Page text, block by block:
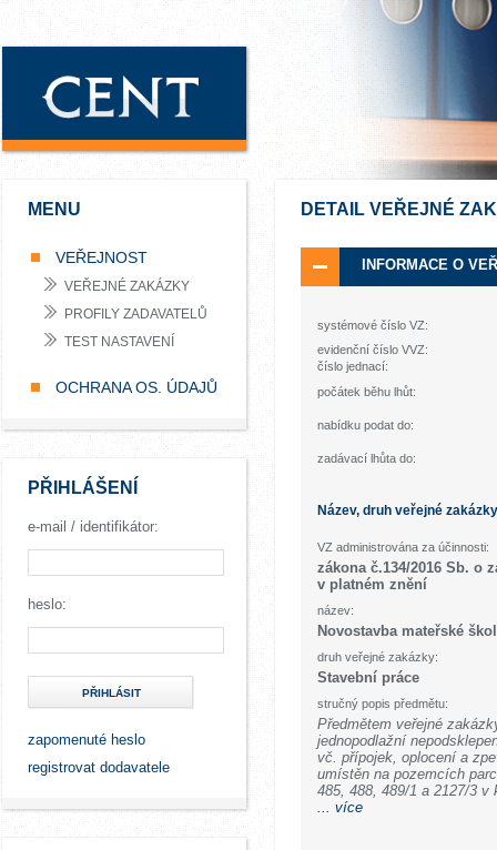
MENU
VEŘEJNOST
VEŘEJNÉ ZAKÁZKY
PROFILY ZADAVATELŮ
TEST NASTAVENÍ
OCHRANA OS. ÚDAJŮ
PŘIHLÁŠENÍ
e-mail / identifikátor:
heslo:
PŘIHLÁSIT
zapomenuté heslo
registrovat dodavatele
DETAIL VEŘEJNÉ
INFORMACE O
systémové číslo VZ:
evidenční číslo VVZ:
číslo jednací:
počátek běhu lhůt:
nabídku podat do:
zadávací lhůta do:
Název, druh veřejné
VZ administrována za účinnosti:
zákona č.134/2016 Sb. o
v platném znění
název:
Novostavba mateřské
druh veřejné zakázky:
Stavební práce
stručný popis předmětu:
Předmětem veřejné
jednopodlažní
vč. přípojek, oplocení a
umístěn na pozemcích
485, 488, 489/1 a 2127/3
... více